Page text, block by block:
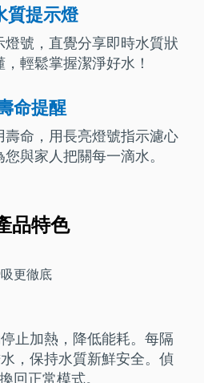
質提示燈
燈號，直覺分享即時水質狀
輕鬆掌握潔淨好水！
命提醒
壽命，用長亮燈號指示濾心
與家人把關每一滴水。
品特色
止加熱，降低能耗。每隔
，保持水質新鮮安全。偵
回正常模式。